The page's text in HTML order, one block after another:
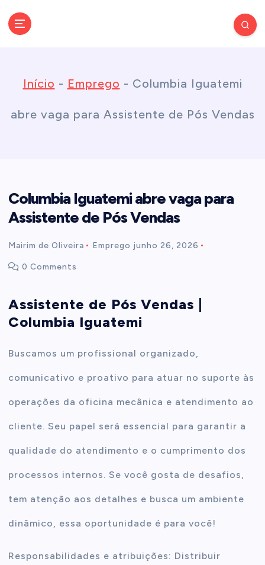
Início - Emprego - Columbia Iguatemi
abre vaga para Assistente de Pós Vendas
Columbia Iguatemi abre vaga para
Assistente de Pós Vendas
Mairim de Oliveira Emprego junho 26, 2026
0 Comments
Assistente de Pós Vendas |
Columbia Iguatemi
Buscamos um profissional organizado,
comunicativo e proativo para atuar no suporte às
operações da oficina mecânica e atendimento ao
cliente. Seu papel será essencial para garantir a
qualidade do atendimento e o cumprimento dos
processos internos. Se você gosta de desafios,
tem atenção aos detalhes e busca um ambiente
dinâmico, essa oportunidade é para você!
Responsabilidades e atribuições: Distribuir